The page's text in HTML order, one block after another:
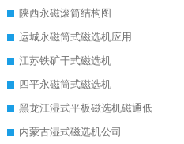
陕西永磁滚筒结构图
运城永磁筒式磁选机应用
江苏铁矿干式磁选机
四平永磁筒式磁选机
黑龙江湿式平板磁选机磁通低
内蒙古湿式磁选机公司